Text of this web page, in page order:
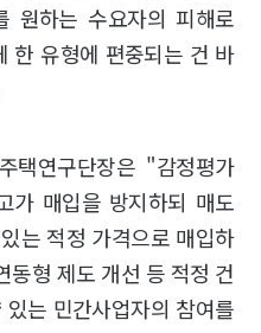
원하는 수요자의 피해로
한 유형에 편중되는 건 바
택연구단장은 "감정평가
가 매입을 방지하되 매도
는 적정 가격으로 매입하
형 제도 개선 등 적정 건
는 민간사업자의 참여를